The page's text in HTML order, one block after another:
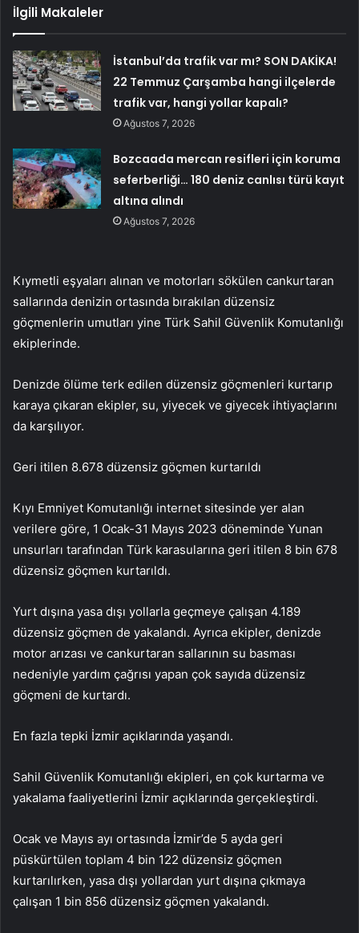
İlgili Makaleler
İstanbul’da trafik var mı? SON DAKİKA!
22 Temmuz Çarşamba hangi ilçelerde
trafik var, hangi yollar kapalı?
Ağustos 7, 2026
Bozcaada mercan resifleri için koruma
seferberliği… 180 deniz canlısı türü kayıt
altına alındı
Ağustos 7, 2026
Kıymetli eşyaları alınan ve motorları sökülen cankurtaran
sallarında denizin ortasında bırakılan düzensiz
göçmenlerin umutları yine Türk Sahil Güvenlik Komutanlığı
ekiplerinde.
Denizde ölüme terk edilen düzensiz göçmenleri kurtarıp
karaya çıkaran ekipler, su, yiyecek ve giyecek ihtiyaçlarını
da karşılıyor.
Geri itilen 8.678 düzensiz göçmen kurtarıldı
Kıyı Emniyet Komutanlığı internet sitesinde yer alan
verilere göre, 1 Ocak-31 Mayıs 2023 döneminde Yunan
unsurları tarafından Türk karasularına geri itilen 8 bin 678
düzensiz göçmen kurtarıldı.
Yurt dışına yasa dışı yollarla geçmeye çalışan 4.189
düzensiz göçmen de yakalandı. Ayrıca ekipler, denizde
motor arızası ve cankurtaran sallarının su basması
nedeniyle yardım çağrısı yapan çok sayıda düzensiz
göçmeni de kurtardı.
En fazla tepki İzmir açıklarında yaşandı.
Sahil Güvenlik Komutanlığı ekipleri, en çok kurtarma ve
yakalama faaliyetlerini İzmir açıklarında gerçekleştirdi.
Ocak ve Mayıs ayı ortasında İzmir’de 5 ayda geri
püskürtülen toplam 4 bin 122 düzensiz göçmen
kurtarılırken, yasa dışı yollardan yurt dışına çıkmaya
çalışan 1 bin 856 düzensiz göçmen yakalandı.